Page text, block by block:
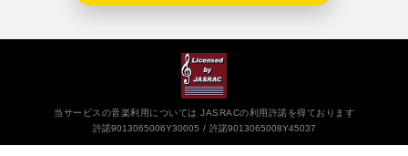
当サービスの音楽利用については JASRACの利用許諾を得ております
許諾9013065006Y30005
許諾9013065008Y45037